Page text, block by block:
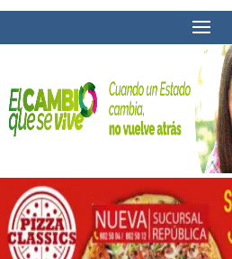
RESCATAN A
MALTRATO